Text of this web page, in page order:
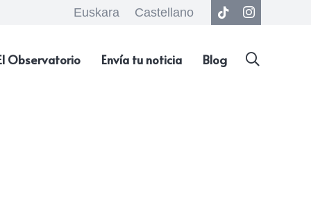
Euskara Castellano
Observatorio Envía tu noticia Blog